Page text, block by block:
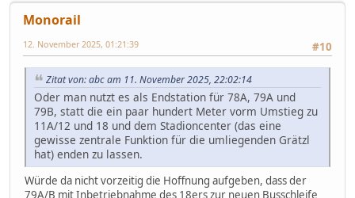
Monorail
#10
12. November 2025, 01:21:39
Zitat von: abc am 11. November 2025, 22:02:14
Oder man nutzt es als Endstation für 78A, 79A und
79B, statt die ein paar hundert Meter vorm Umstieg zu
11A/12 und 18 und dem Stadioncenter (das eine
gewisse zentrale Funktion für die umliegenden Grätzl
hat) enden zu lassen.
Würde da nicht vorzeitig die Hoffnung aufgeben, dass der
79A/B mit Inbetriebnahme des 18ers zur neuen Busschleife